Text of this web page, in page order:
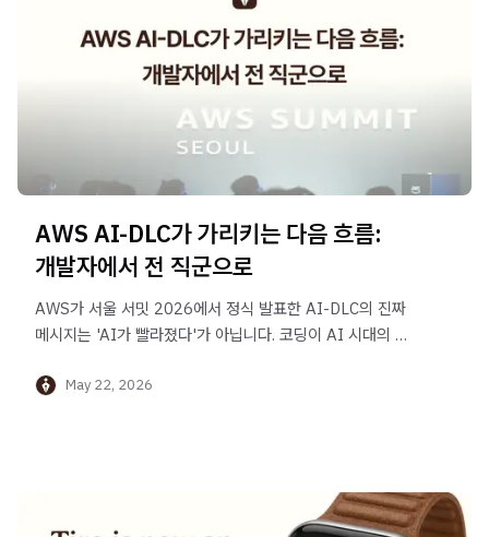
AWS AI-DLC가 가리키는 다음 흐름:
개발자에서 전 직군으로
AWS가 서울 서밋 2026에서 정식 발표한 AI-DLC의 진짜
메시지는 'AI가 빨라졌다'가 아닙니다. 코딩이 AI 시대의 첫
대한 이야기입니다.
May 22, 2026